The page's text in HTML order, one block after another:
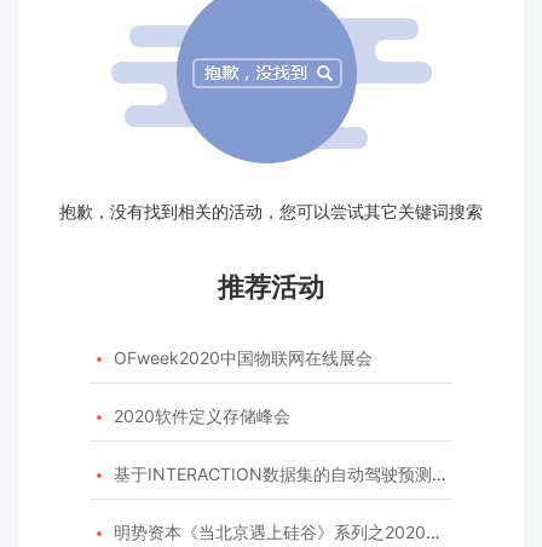
抱歉，没有找到相关的活动，您可以尝试其它关键词搜索
推荐活动
 OFweek2020中国物联网在线展会
 2020软件定义存储峰会
 基于INTERACTION数据集的自动驾驶预测模型挑战赛
 明势资本《当北京遇上硅谷》系列之2020年度开源峰会